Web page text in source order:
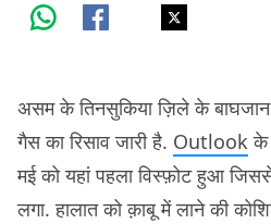
असम के तिनसुकिया ज़िले के
गैस का रिसाव जारी है. Outlookके
मई को यहां पहला विस्फ़ोट हुआ
लगा. हालात को क़ाबू में लाने की